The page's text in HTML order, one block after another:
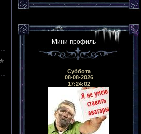
Мини-профиль
Суббота
08-08-2026
17:24:02